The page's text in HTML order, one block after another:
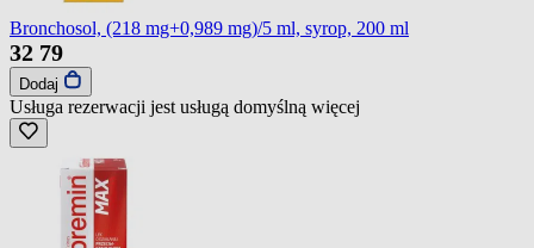
Bronchosol, (218 mg+0,989 mg)/5 ml, syrop, 200 ml
32 79
Dodaj
Usługa rezerwacji jest usługą domyślną więcej